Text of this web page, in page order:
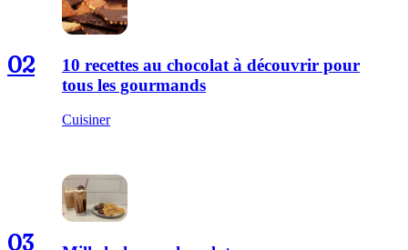
02
10 recettes au chocolat à découvrir pour
tous les gourmands
Cuisiner
03